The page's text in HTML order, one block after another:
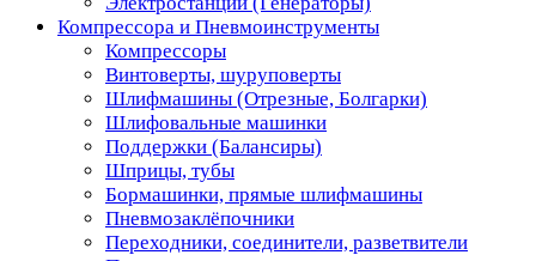
Компрессора и Пневмоинструменты
Компрессоры
Винтоверты, шуруповерты
Шлифмашины (Отрезные, Болгарки)
Шлифовальные машинки
Поддержки (Балансиры)
Шприцы, тубы
Бормашинки, прямые шлифмашины
Пневмозаклёпочники
Переходники, соединители, разветвители